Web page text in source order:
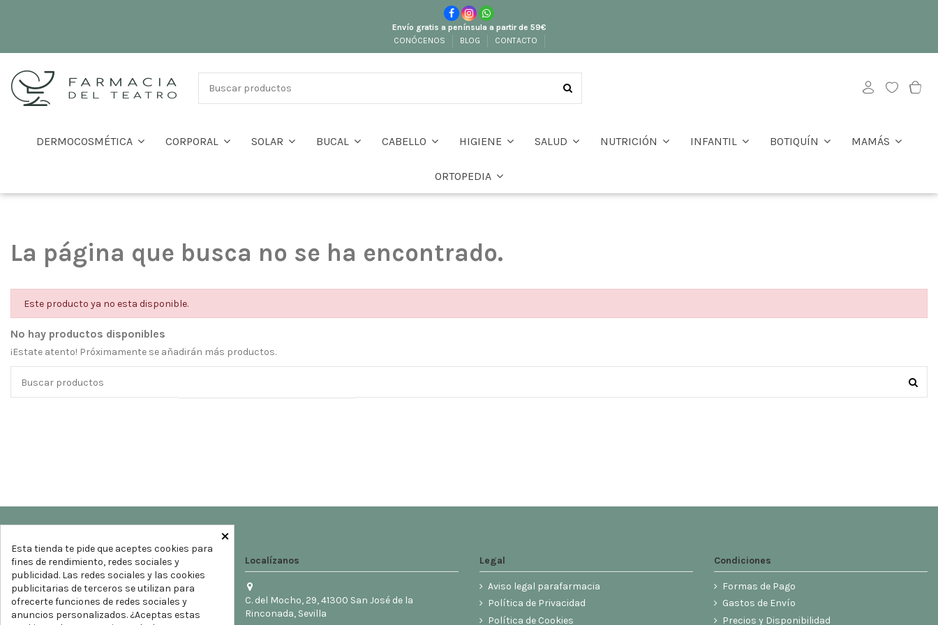
Envío gratis a península a partir de 59€
CONÓCENOS
BLOG CONTACTO
DERMOCOSMÉTICA CORPORAL SOLAR BUCAL CABELLO HIGIENE SALUD NUTRICIÓN INFANTIL BOTIQUÍN MAMÁS
ORTOPEDIA
La página que busca no se ha encontrado.
Este producto ya no esta disponible.
No hay productos disponibles
¡Estate atento! Próximamente se añadirán más productos.
Localízanos
C. del Mocho, 29, 41300 San José de la
Rinconada, Sevilla
Legal
Aviso legal parafarmacia
Política de Privacidad
Política de Cookies
Condiciones
Formas de Pago
Gastos de Envío
Precios y Disponibilidad
×
Esta tienda te pide que aceptes cookies para
fines de rendimiento, redes sociales y
publicidad. Las redes sociales y las cookies
publicitarias de terceros se utilizan para
ofrecerte funciones de redes sociales y
anuncios personalizados. ¿Aceptas estas